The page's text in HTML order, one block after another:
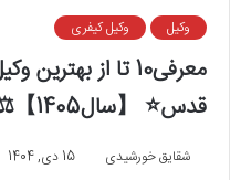
وکیل وکیل کیفری
معرفی10 تا از
قدس⭐ 【سال1405】⚖
شقایق خورشیدی 15 دی, 1404